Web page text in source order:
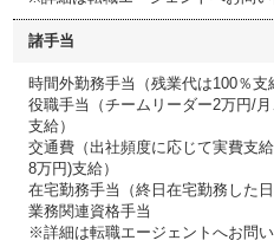
諸手当
時間外勤務手当（残業代は100％支
役職手当（チームリーダー2万円/
支給）
交通費（出社頻度に応じて実費支
8万円)支給）
在宅勤務手当（終日在宅勤務した日
業務関連資格手当
※詳細は転職エージェントへお問い